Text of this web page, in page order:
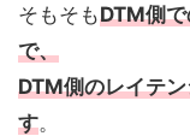
そもそもDTM側
で、
DTM側のレイテ
す。